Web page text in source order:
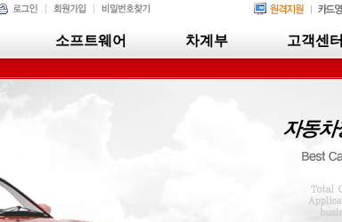
소프트웨어 차계부 고객센터